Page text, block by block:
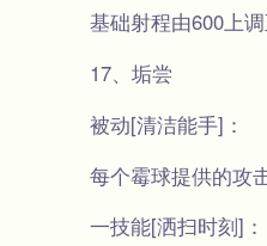
基础射程由600上调
17、垢尝
被动[清洁能手]：
每个霉球提供的攻击
一技能[洒扫时刻]：